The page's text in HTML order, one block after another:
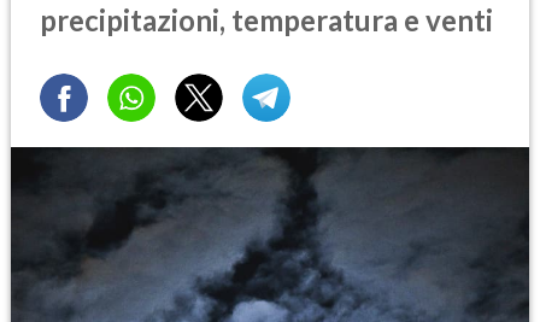
precipitazioni, temperatura e venti